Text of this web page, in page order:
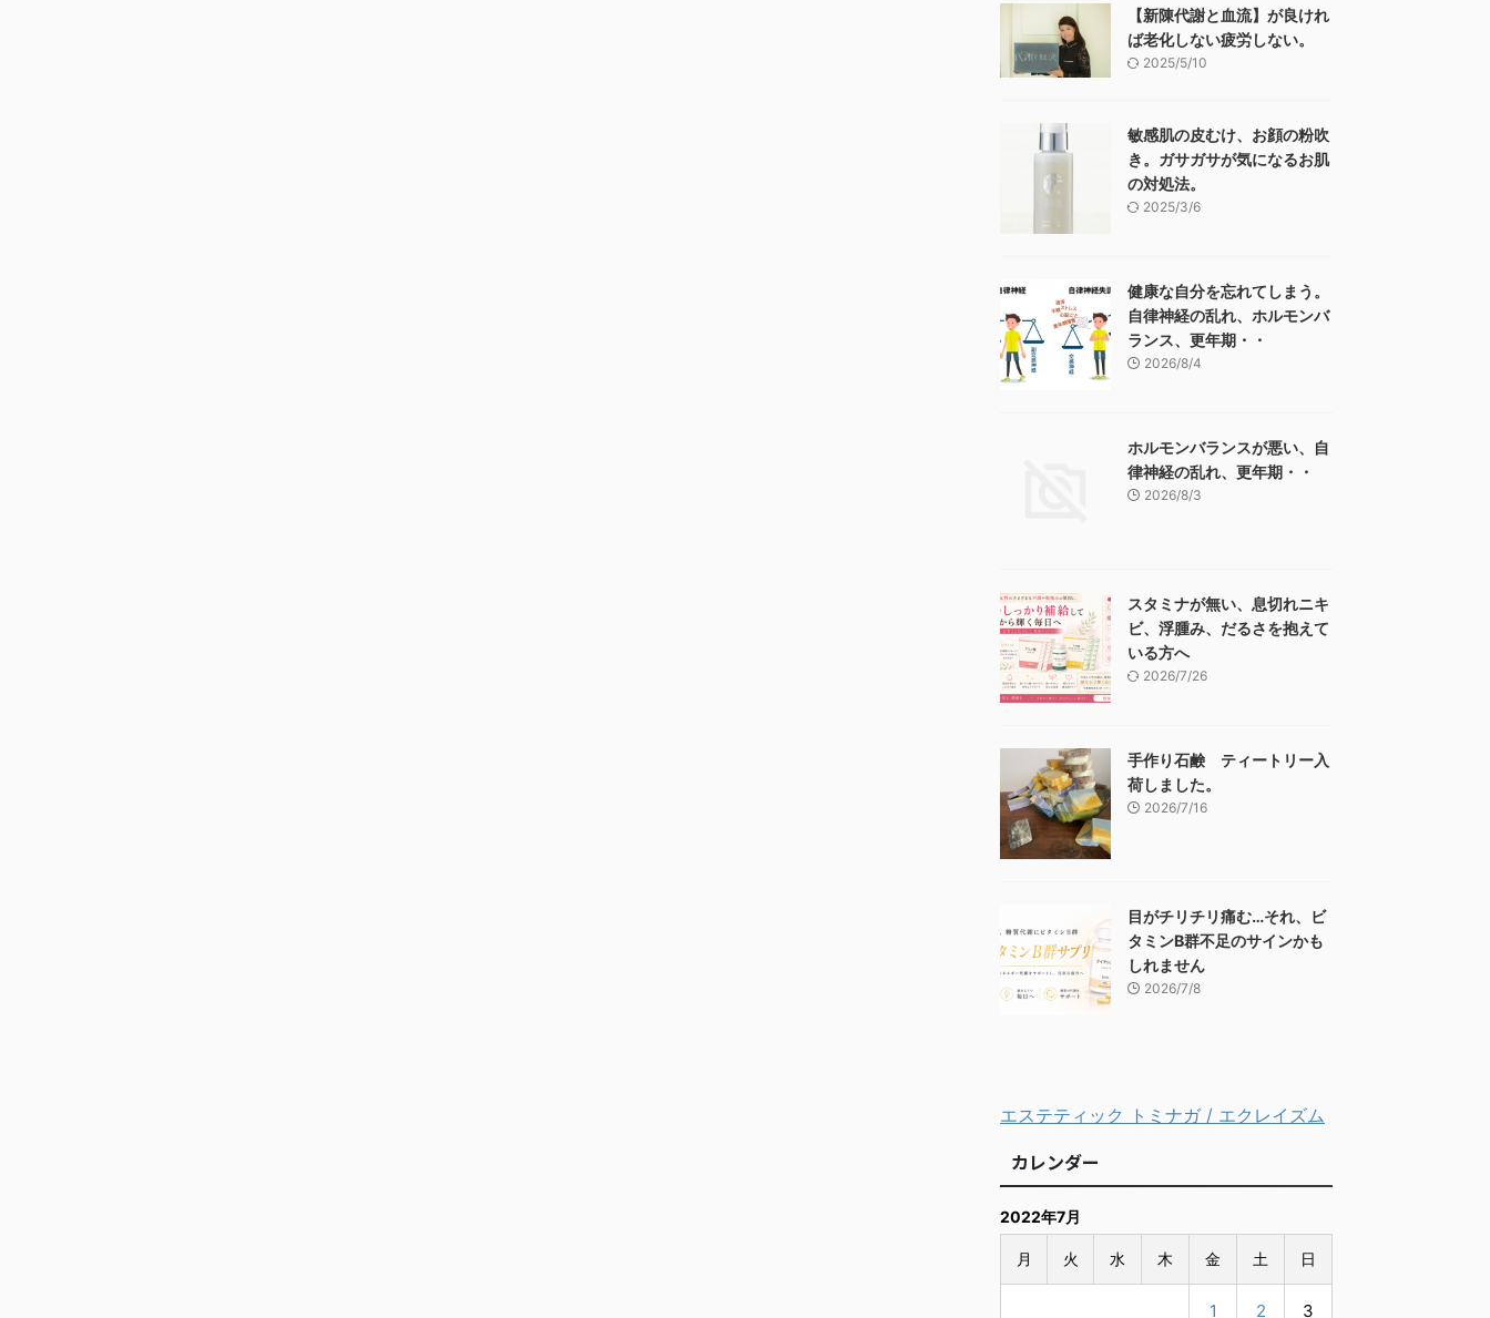
【新陳代謝と血流】が良けれ
ば老化しない疲労しない。
2025/5/10
敏感肌の皮むけ、お顔の粉吹
き。ガサガサが気になるお肌
の対処法。
2025/3/6
健康な自分を忘れてしまう。
自律神経の乱れ、ホルモンバ
ランス、更年期・・
2026/8/4
ホルモンバランスが悪い、自
律神経の乱れ、更年期・・
2026/8/3
スタミナが無い、息切れニキ
ビ、浮腫み、だるさを抱えて
いる方へ
2026/7/26
手作り石鹸 ティートリー入
荷しました。
2026/7/16
目がチリチリ痛む…それ、ビ
タミンB群不足のサインかも
しれません
2026/7/8
エステティック トミナガ / エクレイズム
カレンダー
2022年7月
月 火 水 木 金 土 日
1 2 3